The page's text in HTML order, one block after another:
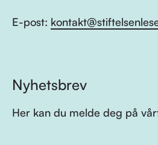
E-post:
Nyhetsbrev
Her kan du melde deg på